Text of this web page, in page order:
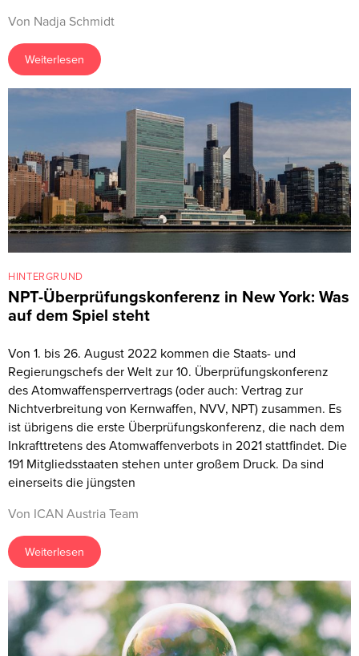
Von Nadja Schmidt
Weiterlesen
HINTERGRUND
NPT-Überprüfungskonferenz in New York: Was
auf dem Spiel steht
Von 1. bis 26. August 2022 kommen die Staats- und
Regierungschefs der Welt zur 10. Überprüfungskonferenz
des Atomwaffensperrvertrags (oder auch: Vertrag zur
Nichtverbreitung von Kernwaffen, NVV, NPT) zusammen. Es
ist übrigens die erste Überprüfungskonferenz, die nach dem
Inkrafttretens des Atomwaffenverbots in 2021 stattfindet. Die
191 Mitgliedsstaaten stehen unter großem Druck. Da sind
einerseits die jüngsten
Von ICAN Austria Team
Weiterlesen